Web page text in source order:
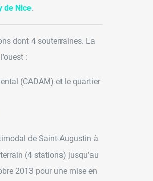
de Nice.
dont 4 souterraines. La
:
(CADAM) et le quartier
de Saint-Augustin à
(4 stations) jusqu’au
2013 pour une mise en